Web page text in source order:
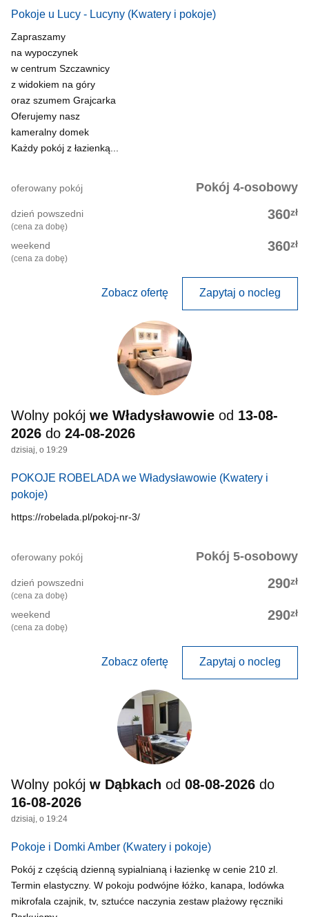
Pokoje u Lucy - Lucyny (Kwatery i pokoje)
Zapraszamy
na wypoczynek
w centrum Szczawnicy
z widokiem na góry
oraz szumem Grajcarka
Oferujemy nasz
kameralny domek
Każdy pokój z łazienką...
Pokój 4-osobowy
oferowany pokój
360zł
dzień powszedni
(cena za dobę)
360zł
weekend
(cena za dobę)
Zobacz ofertę Zapytaj o nocleg
Wolny pokój we Władysławowie od 13-08-
2026 do 24-08-2026
dzisiaj, o 19:29
POKOJE ROBELADA we Władysławowie (Kwatery i
pokoje)
https://robelada.pl/pokoj-nr-3/
Pokój 5-osobowy
oferowany pokój
290zł
dzień powszedni
(cena za dobę)
290zł
weekend
(cena za dobę)
Zobacz ofertę Zapytaj o nocleg
Wolny pokój w Dąbkach od 08-08-2026 do
16-08-2026
dzisiaj, o 19:24
Pokoje i Domki Amber (Kwatery i pokoje)
Pokój z częścią dzienną sypialnianą i łazienkę w cenie 210 zl.
Termin elastyczny. W pokoju podwójne łóżko, kanapa, lodówka
mikrofala czajnik, tv, sztućce naczynia zestaw plażowy ręczniki